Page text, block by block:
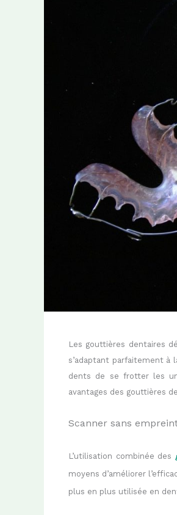
Les gouttières dentaires
s’adaptant parfaitement
dents de se frotter les
avantages des gouttières
Scanner sans
L’utilisation combinée des
moyens d’améliorer
plus en plus utilisée en